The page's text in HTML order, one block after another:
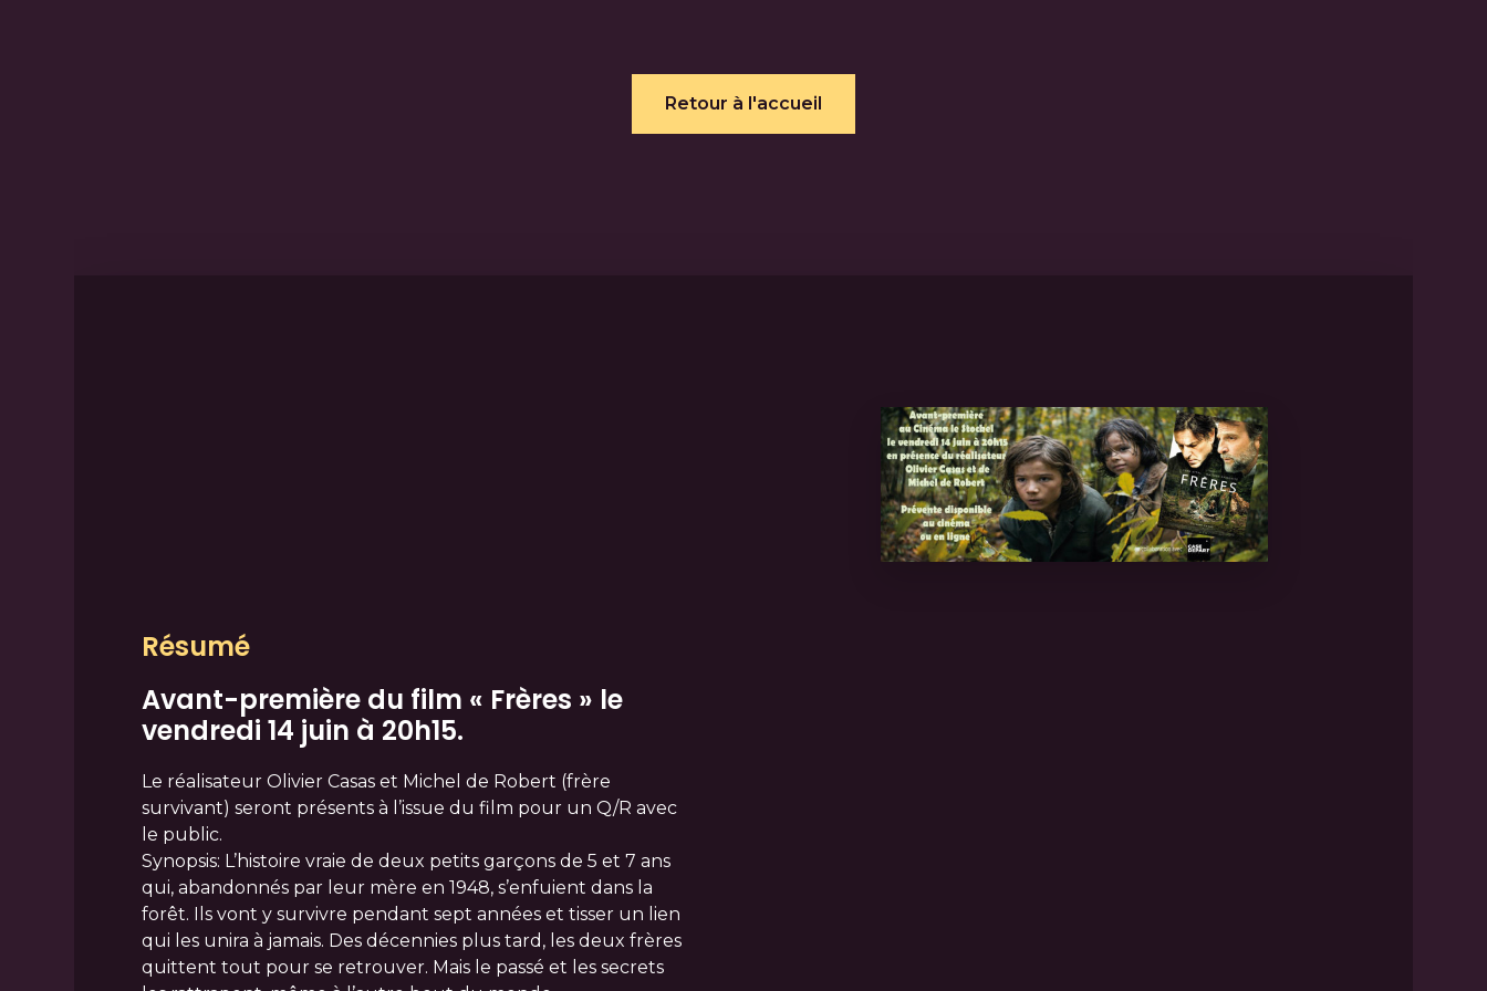
Retour à l'accueil
Résumé
Avant-première du film « Frères » le
vendredi 14 juin à 20h15.
Le réalisateur Olivier Casas et Michel de Robert (frère
survivant) seront présents à l’issue du film pour un Q/R avec
le public.
Synopsis: L’histoire vraie de deux petits garçons de 5 et 7 ans
qui, abandonnés par leur mère en 1948, s’enfuient dans la
forêt. Ils vont y survivre pendant sept années et tisser un lien
qui les unira à jamais. Des décennies plus tard, les deux frères
quittent tout pour se retrouver. Mais le passé et les secrets